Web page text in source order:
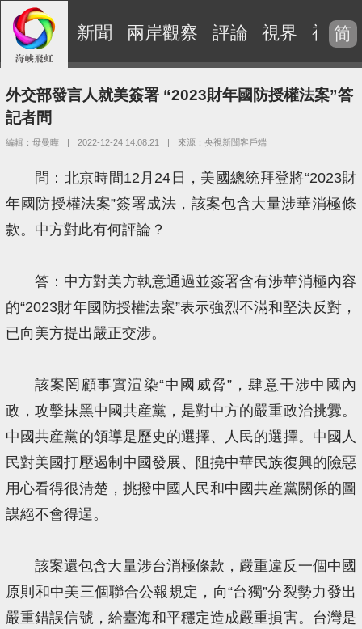
新聞 兩岸觀察 評論 視界 視頻
简
外交部發言人就美簽署 “2023財年國防授權法案”答
記者問
編輯：母曼曄 | 2022-12-24 14:08:21 | 來源：央視新聞客戶端
問：北京時間12月24日，美國總統拜登將“2023財
年國防授權法案”簽署成法，該案包含大量涉華消極條
款。中方對此有何評論？
答：中方對美方執意通過並簽署含有涉華消極內容
的“2023財年國防授權法案”表示強烈不滿和堅決反對，
已向美方提出嚴正交涉。
該案罔顧事實渲染“中國威脅”，肆意干涉中國內
政，攻擊抹黑中國共産黨，是對中方的嚴重政治挑釁。
中國共産黨的領導是歷史的選擇、人民的選擇。中國人
民對美國打壓遏制中國發展、阻撓中華民族復興的險惡
用心看得很清楚，挑撥中國人民和中國共産黨關係的圖
謀絕不會得逞。
該案還包含大量涉台消極條款，嚴重違反一個中國
原則和中美三個聯合公報規定，向“台獨”分裂勢力發出
嚴重錯誤信號，給臺海和平穩定造成嚴重損害。台灣是